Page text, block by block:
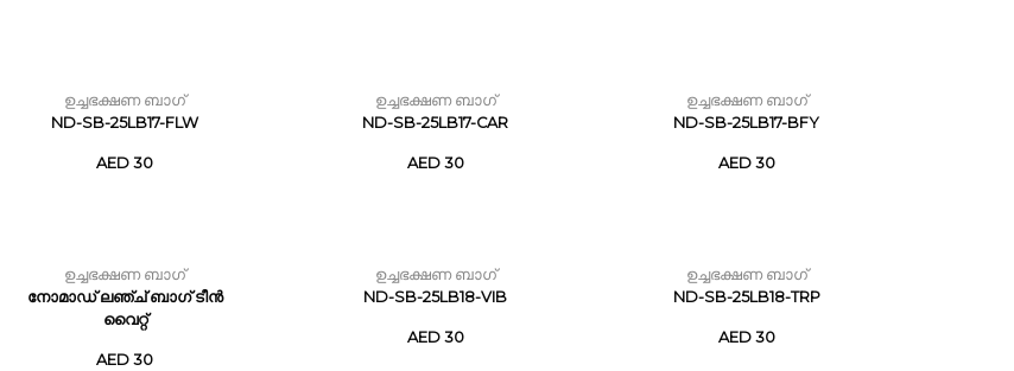
ഉച്ചഭക്ഷണ ബാഗ്
ND-SB-25LB17-FLW
AED 30
ഉച്ചഭക്ഷണ ബാഗ്
ND-SB-25LB17-CAR
AED 30
ഉച്ചഭക്ഷണ ബാഗ്
ND-SB-25LB17-BFY
AED 30
ഉച്ചഭക്ഷണ ബാഗ്
നോമാഡ് ലഞ്ച് ബാഗ് ടീൻ
വൈറ്റ്
AED 30
ഉച്ചഭക്ഷണ ബാഗ്
ND-SB-25LB18-VIB
AED 30
ഉച്ചഭക്ഷണ ബാഗ്
ND-SB-25LB18-TRP
AED 30